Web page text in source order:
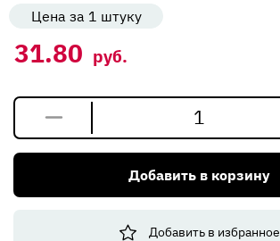
Цена за 1 штуку
31.80 руб.
товара
Торцевая
КОРНЕР
Добавить в корзину
Добавить в избранное